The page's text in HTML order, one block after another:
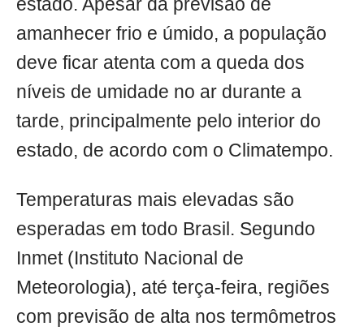
estado. Apesar da previsão de
amanhecer frio e úmido, a população
deve ficar atenta com a queda dos
níveis de umidade no ar durante a
tarde, principalmente pelo interior do
estado, de acordo com o Climatempo.
Temperaturas mais elevadas são
esperadas em todo Brasil. Segundo
Inmet (Instituto Nacional de
Meteorologia), até terça-feira, regiões
com previsão de alta nos termômetros